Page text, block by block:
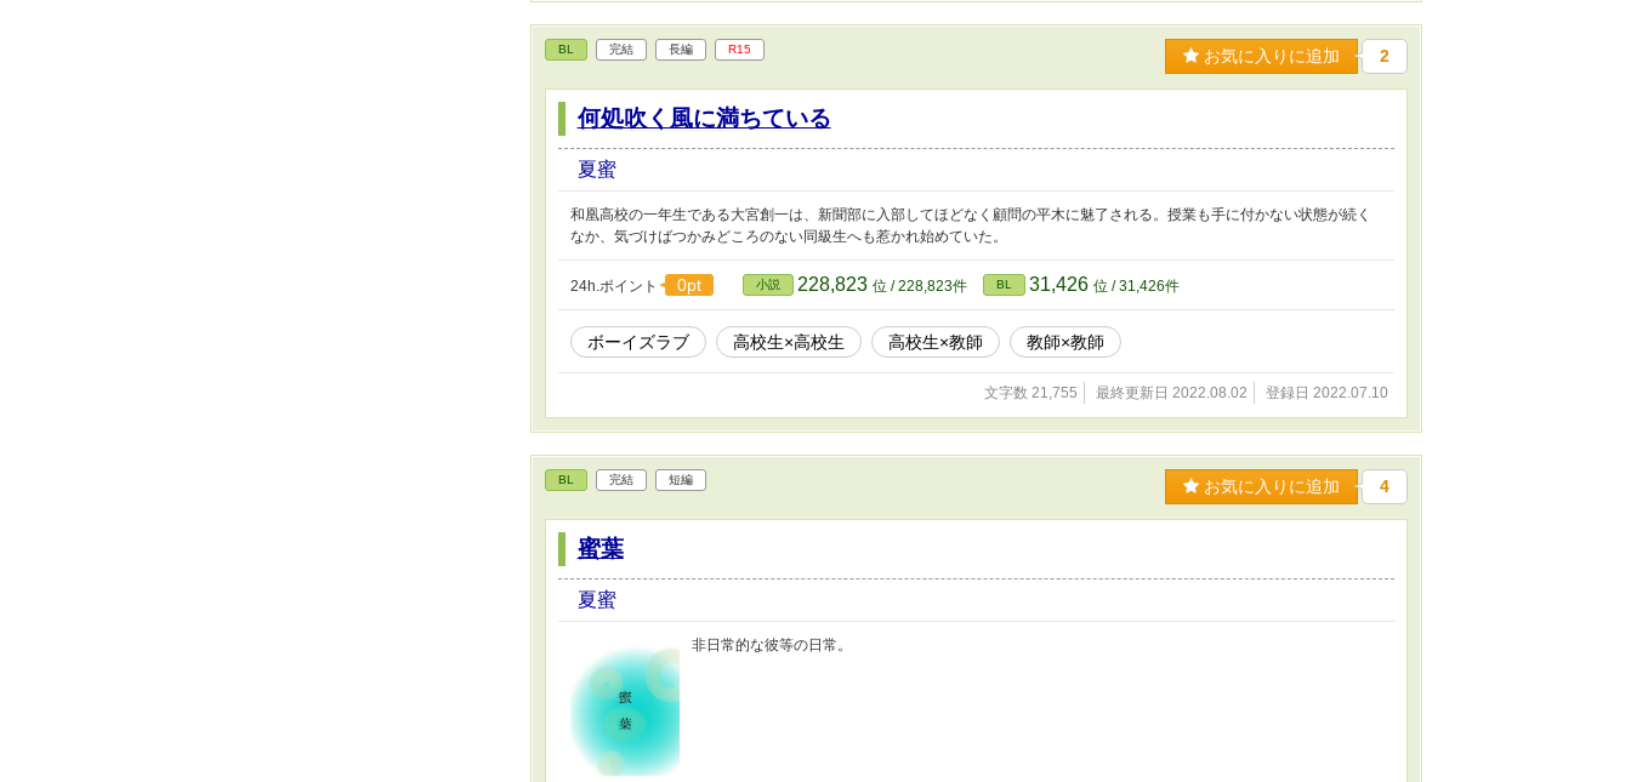
BL 完結 長編 R15 お気に入りに追加 2
何処吹く風に満ちている
夏蜜
和凰高校の一年生である大宮創一は、新聞部に入部してほどなく顧問の平木に魅了される。授業も手に付かない状態が続く
なか、気づけばつかみどころのない同級生へも惹かれ始めていた。
24h.ポイント 0pt 小説 228,823 位 / 228,823件 BL 31,426 位 / 31,426件
ボーイズラブ 高校生×高校生 高校生×教師 教師×教師
文字数 21,755 最終更新日 2022.08.02 登録日 2022.07.10
BL 完結 短編 お気に入りに追加 4
蜜葉
夏蜜
非日常的な彼等の日常。